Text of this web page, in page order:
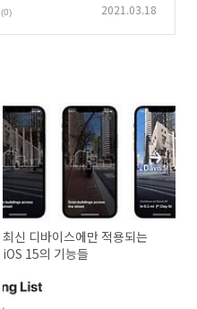
(0) 2021.03.18
최신 디바이스에만 적용되는
iOS 15의 기능들